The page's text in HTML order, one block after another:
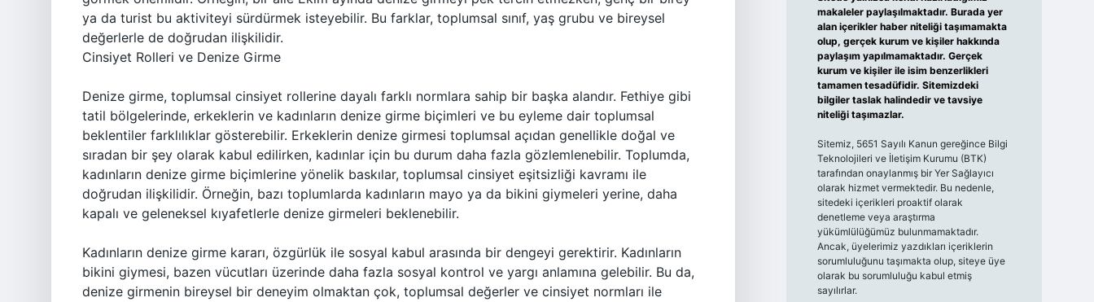
ya da turist bu aktiviteyi sürdürmek isteyebilir. Bu farklar, toplumsal sınıf, yaş grubu ve bireysel
değerlerle de doğrudan ilişkilidir.
Cinsiyet Rolleri ve Denize Girme
Denize girme, toplumsal cinsiyet rollerine dayalı farklı normlara sahip bir başka alandır. Fethiye gibi
tatil bölgelerinde, erkeklerin ve kadınların denize girme biçimleri ve bu eyleme dair toplumsal
beklentiler farklılıklar gösterebilir. Erkeklerin denize girmesi toplumsal açıdan genellikle doğal ve
sıradan bir şey olarak kabul edilirken, kadınlar için bu durum daha fazla gözlemlenebilir. Toplumda,
kadınların denize girme biçimlerine yönelik baskılar, toplumsal cinsiyet eşitsizliği kavramı ile
doğrudan ilişkilidir. Örneğin, bazı toplumlarda kadınların mayo ya da bikini giymeleri yerine, daha
kapalı ve geleneksel kıyafetlerle denize girmeleri beklenebilir.
Kadınların denize girme kararı, özgürlük ile sosyal kabul arasında bir dengeyi gerektirir. Kadınların
bikini giymesi, bazen vücutları üzerinde daha fazla sosyal kontrol ve yargı anlamına gelebilir. Bu da,
denize girmenin bireysel bir deneyim olmaktan çok, toplumsal değerler ve cinsiyet normları ile
makaleler paylaşılmaktadır. Burada yer
alan içerikler haber niteliği taşımamakta
olup, gerçek kurum ve kişiler hakkında
paylaşım yapılmamaktadır. Gerçek
kurum ve kişiler ile isim benzerlikleri
tamamen tesadüfidir. Sitemizdeki
bilgiler taslak halindedir ve tavsiye
niteliği taşımazlar.
Sitemiz, 5651 Sayılı Kanun gereğince Bilgi
Teknolojileri ve İletişim Kurumu (BTK)
tarafından onaylanmış bir Yer Sağlayıcı
olarak hizmet vermektedir. Bu nedenle,
sitedeki içerikleri proaktif olarak
denetleme veya araştırma
yükümlülüğümüz bulunmamaktadır.
Ancak, üyelerimiz yazdıkları içeriklerin
sorumluluğunu taşımakta olup, siteye üye
olarak bu sorumluluğu kabul etmiş
sayılırlar.